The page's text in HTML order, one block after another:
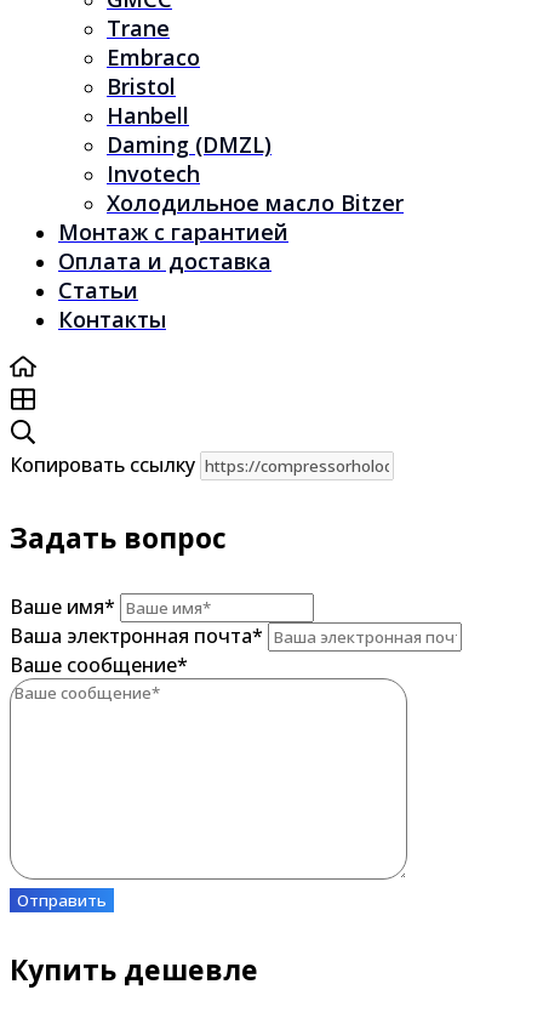
Trane
Embraco
Bristol
Hanbell
Daming (DMZL)
Invotech
Холодильное масло Bitzer
Монтаж с гарантией
Оплата и доставка
Статьи
Контакты
Копировать ссылку
Задать вопрос
Ваше имя*
Ваша электронная почта*
Ваше сообщение*
Отправить
Купить дешевле